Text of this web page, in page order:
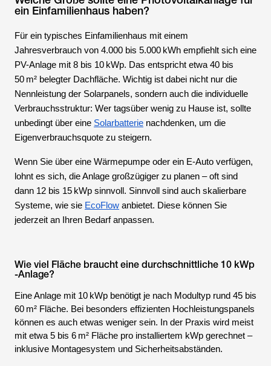
ein Einfamilienhaus haben?
Für ein typisches Einfamilienhaus mit einem
Jahresverbrauch von 4.000 bis 5.000 kWh empfiehlt sich eine
PV-Anlage mit 8 bis 10 kWp. Das entspricht etwa 40 bis
50 m² belegter Dachfläche. Wichtig ist dabei nicht nur die
Nennleistung der Solarpanels, sondern auch die individuelle
Verbrauchsstruktur: Wer tagsüber wenig zu Hause ist, sollte
unbedingt über eine Solarbatterie nachdenken, um die
Eigenverbrauchsquote zu steigern.
Wenn Sie über eine Wärmepumpe oder ein E-Auto verfügen,
lohnt es sich, die Anlage großzügiger zu planen – oft sind
dann 12 bis 15 kWp sinnvoll. Sinnvoll sind auch skalierbare
Systeme, wie sie EcoFlow anbietet. Diese können Sie
jederzeit an Ihren Bedarf anpassen.
Wie viel Fläche braucht eine durchschnittliche 10 kWp
-Anlage?
Eine Anlage mit 10 kWp benötigt je nach Modultyp rund 45 bis
60 m² Fläche. Bei besonders effizienten Hochleistungspanels
können es auch etwas weniger sein. In der Praxis wird meist
mit etwa 5 bis 6 m² Fläche pro installiertem kWp gerechnet –
inklusive Montagesystem und Sicherheitsabständen.